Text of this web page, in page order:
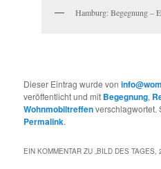
Hamburg: Begegnung –
Dieser Eintrag wurde von
veröffentlicht und mit Begegnung,
Wohnmobiltreffenverschlagwortet.
Permalink.
EIN KOMMENTAR ZU „BILD DES TAGES,